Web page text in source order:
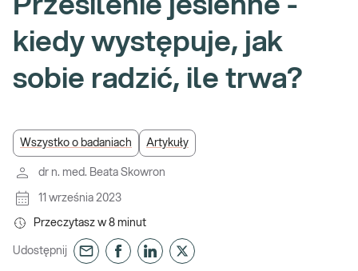
kiedy występuje, jak
sobie radzić, ile trwa?
Wszystko o badaniach Artykuły
dr n. med. Beata Skowron
11 września 2023
Przeczytasz w 8 minut
Udostępnij